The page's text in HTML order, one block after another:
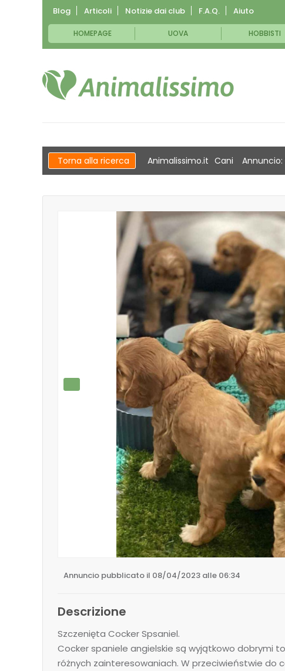
Blog Articoli Notizie dai club F.A.Q. Aiuto
HOMEPAGE UOVA HOBBISTI
Torna alla ricerca Animalissimo.it Cani Annuncio:
Annuncio pubblicato il 08/04/2023 alle 06:34
Descrizione
Szczenięta Cocker Spsaniel.
Cocker spaniele angielskie są wyjątkowo dobrymi
różnych zainteresowaniach. W przeciwieństwie do